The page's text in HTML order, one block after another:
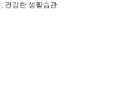
건강한 생활습관